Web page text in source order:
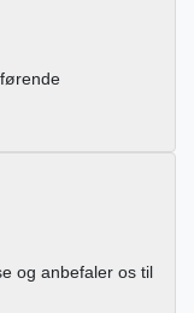
og anbefaler os til